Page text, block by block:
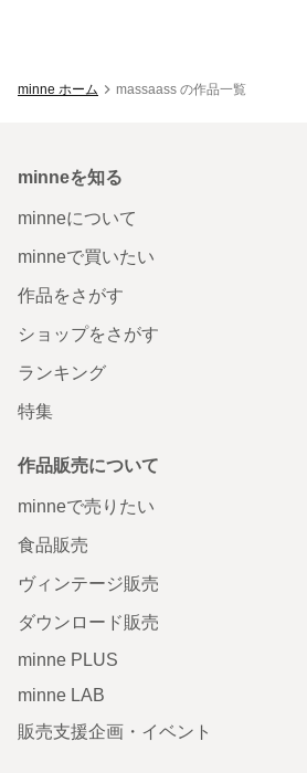
minne ホーム massaass の作品一覧
minneを知る
minneについて
minneで買いたい
作品をさがす
ショップをさがす
ランキング
特集
作品販売について
minneで売りたい
食品販売
ヴィンテージ販売
ダウンロード販売
minne PLUS
minne LAB
販売支援企画・イベント